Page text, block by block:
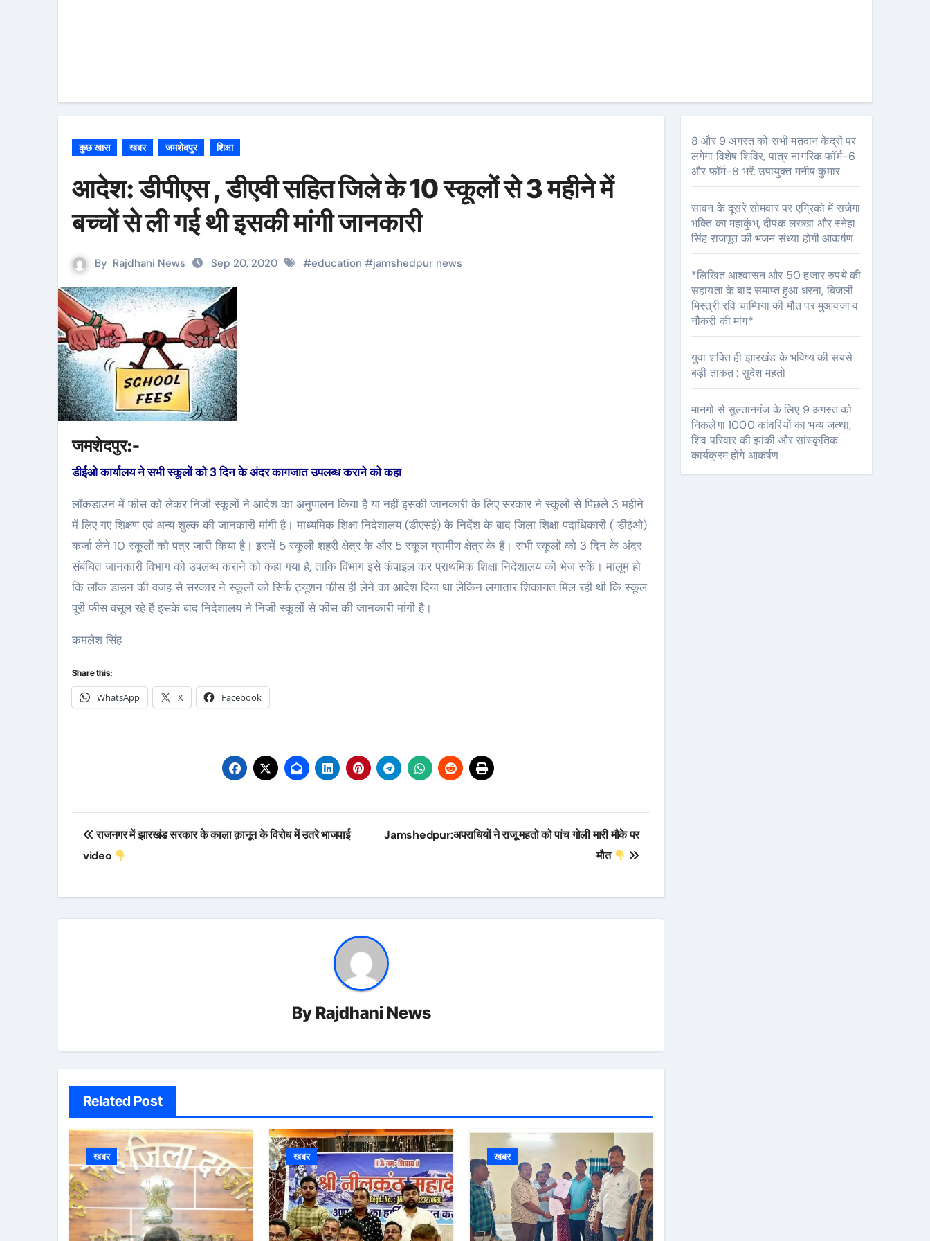
कुछ खास खबर जमशेदपुर शिक्षा
आदेश: डीपीएस , डीएवी सहित जिले के 10 स्कूलों से 3 महीने में
बच्चों से ली गई थी इसकी मांगी जानकारी
By Rajdhani News Sep 20, 2020 #education #jamshedpur news
जमशेदपुर:-
डीईओ कार्यालय ने सभी स्कूलों को 3 दिन के अंदर कागजात उपलब्ध कराने को कहा
लॉकडाउन में फीस को लेकर निजी स्कूलों ने आदेश का अनुपालन किया है या नहीं इसकी जानकारी के लिए सरकार ने स्कूलों से पिछले 3 महीने
में लिए गए शिक्षण एवं अन्य शुल्क की जानकारी मांगी है। माध्यमिक शिक्षा निदेशालय (डीएसई) के निर्देश के बाद जिला शिक्षा पदाधिकारी ( डीईओ)
कर्जा लेने 10 स्कूलों को पत्र जारी किया है। इसमें 5 स्कूली शहरी क्षेत्र के और 5 स्कूल ग्रामीण क्षेत्र के हैं। सभी स्कूलों को 3 दिन के अंदर
संबंधित जानकारी विभाग को उपलब्ध कराने को कहा गया है, ताकि विभाग इसे कंपाइल कर प्राथमिक शिक्षा निदेशालय को भेज सकें। मालूम हो
कि लॉक डाउन की वजह से सरकार ने स्कूलों को सिर्फ ट्यूशन फीस ही लेने का आदेश दिया था लेकिन लगातार शिकायत मिल रही थी कि स्कूल
पूरी फीस वसूल रहे हैं इसके बाद निदेशालय ने निजी स्कूलों से फीस की जानकारी मांगी है।
कमलेश सिंह
Share this:
WhatsApp X Facebook
Post
navigation
राजनगर में झारखंड सरकार के काला क़ानून के विरोध में उतरे भाजपाई
video
Jamshedpur:अपराधियों ने राजू महतो को पांच गोली मारी मौके पर
मौत
By Rajdhani News
Related Post
खबर खबर खबर
8 और 9 अगस्त को सभी मतदान केंद्रों पर
लगेगा विशेष शिविर, पात्र नागरिक फॉर्म-6
और फॉर्म-8 भरें: उपायुक्त मनीष कुमार
सावन के दूसरे सोमवार पर एग्रिको में सजेगा
भक्ति का महाकुंभ, दीपक लख्खा और स्नेहा
सिंह राजपूत की भजन संध्या होगी आकर्षण
*लिखित आश्वासन और 50 हजार रुपये की
सहायता के बाद समाप्त हुआ धरना, बिजली
मिस्त्री रवि चाम्पिया की मौत पर मुआवजा व
नौकरी की मांग*
युवा शक्ति ही झारखंड के भविष्य की सबसे
बड़ी ताकत : सुदेश महतो
मानगो से सुल्तानगंज के लिए 9 अगस्त को
निकलेगा 1000 कांवरियों का भव्य जत्था,
शिव परिवार की झांकी और सांस्कृतिक
कार्यक्रम होंगे आकर्षण